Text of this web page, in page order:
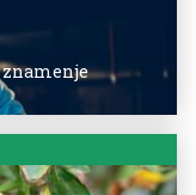
znamenje